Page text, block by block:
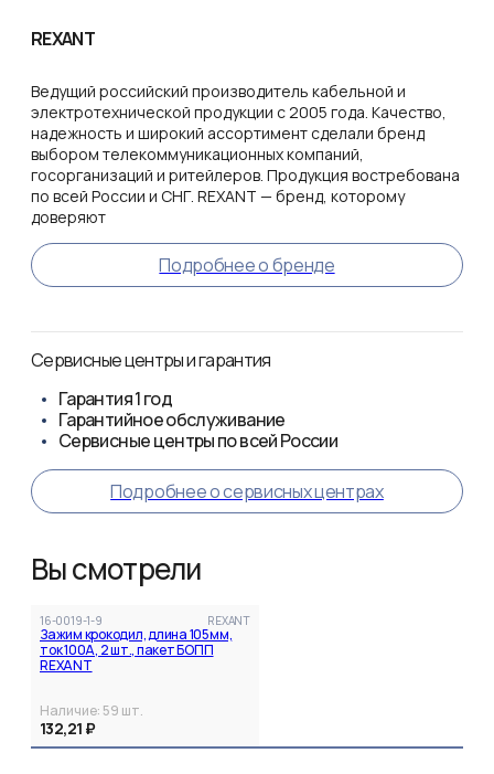
REXANT
Ведущий российский производитель кабельной и
электротехнической продукции с 2005 года. Качество,
надежность и широкий ассортимент сделали бренд
выбором телекоммуникационных компаний,
госорганизаций и ритейлеров. Продукция востребована
по всей России и СНГ. REXANT — бренд, которому
доверяют
Подробнее о бренде
Сервисные центры и гарантия
Гарантия1 год
Гарантийное обслуживание
Сервисные центры по всей России
Подробнее о сервисных центрах
Вы смотрели
16-0019-1-9 REXANT
Зажим крокодил, длина 105мм,
ток 100A, 2 шт., пакет БОПП
REXANT
Наличие: 59 шт.
132,21 ₽